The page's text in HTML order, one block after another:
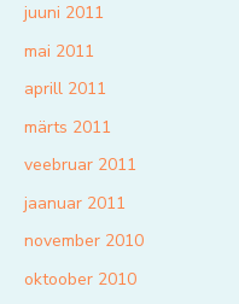
juuni 2011
mai 2011
aprill 2011
märts 2011
veebruar 2011
jaanuar 2011
november 2010
oktoober 2010